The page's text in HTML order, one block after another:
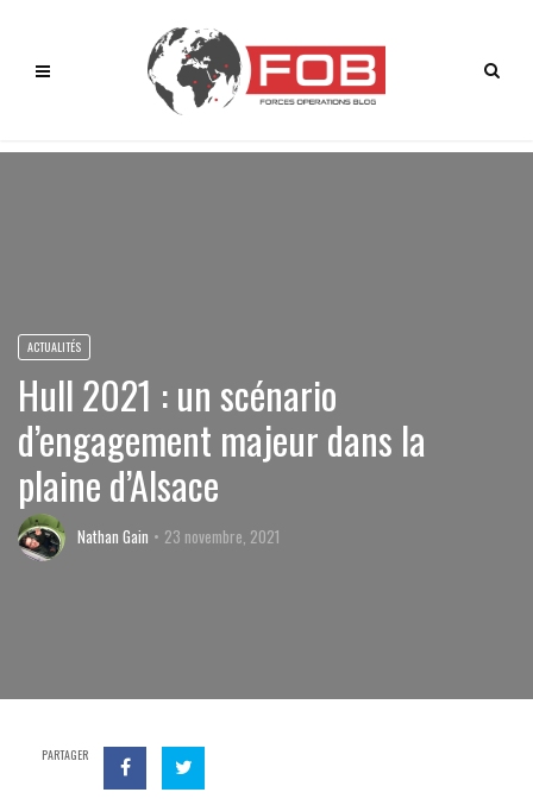
ACTUALITÉS
Hull 2021 : un scénario
d’engagement majeur dans la
plaine d’Alsace
Nathan Gain 23 novembre, 2021
PARTAGER